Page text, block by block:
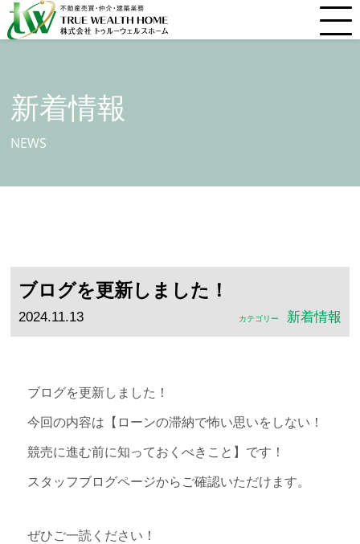
新着情報
NEWS
ブログを更新しました！
2024.11.13 新着情報
ブログを更新しました！
今回の内容は【ローンの滞納で怖い思いをしない！
競売に進む前に知っておくべきこと】です！
スタッフブログページからご確認いただけます。
ぜひご一読ください！